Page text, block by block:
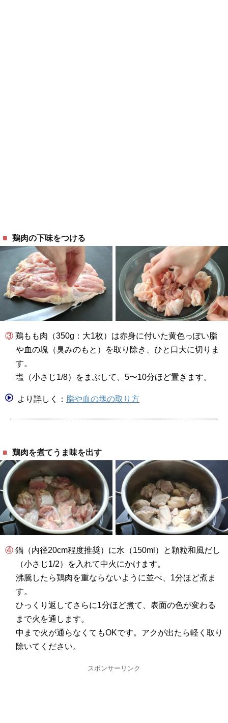
鶏肉の下味をつける
③ 鶏もも肉（350g：大1枚）は赤身に付いた黄色っぽい脂
や血の塊（臭みのもと）を取り除き、ひと口大に切りま
す。
塩（小さじ1/8）をまぶして、5〜10分ほど置きます。
より詳しく： 脂や血の塊の取り方
鶏肉を煮てうま味を出す
④ 鍋（内径20cm程度推奨）に水（150ml）と顆粒和風だし
（小さじ1/2）を入れて中火にかけます。
沸騰したら鶏肉を重ならないように並べ、1分ほど煮ま
す。
ひっくり返してさらに1分ほど煮て、表面の色が変わる
まで火を通します。
中まで火が通らなくてもOKです。アクが出たら軽く取り
除いてください。
スポンサーリンク